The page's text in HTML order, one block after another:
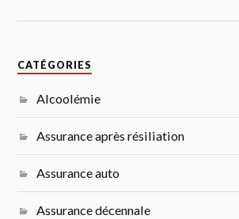
CATÉGORIES
Alcoolémie
Assurance après résiliation
Assurance auto
Assurance décennale